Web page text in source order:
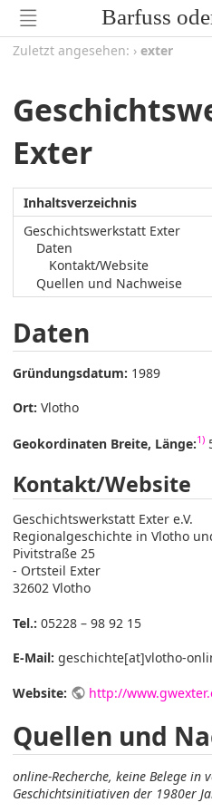
Zuletzt angesehen: › exter
Exter
Inhaltsverzeichnis
Geschichtswerkstatt Exter
Daten
Kontakt/Website
Quellen und Nachweise
Daten
Gründungsdatum: 1989
Ort: Vlotho
Geokordinaten Breite, Länge:1)
Kontakt/Website
Geschichtswerkstatt Exter e.V.
Regionalgeschichte in Vlotho
Pivitstraße 25
- Ortsteil Exter
32602 Vlotho
Tel.: 05228 – 98 92 15
E-Mail: geschichte[at]vlotho-
Website: http://
Quellen und
online-Recherche, keine Belege in
Geschichtsinitiativen der 1980er